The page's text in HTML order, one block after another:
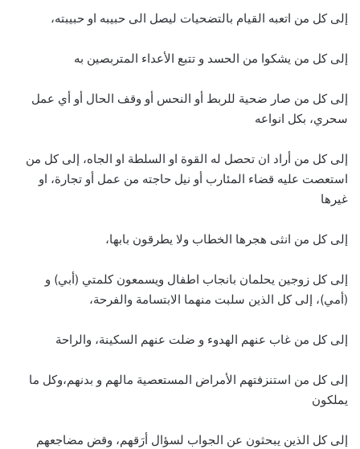
إلى كل من اتعبه القيام بالتضحيات ليصل الى حبيبه او حبيبته،
إلى كل من يشكوا من الحسد و تتبع الأعداء المتربصين به
إلى كل من صار ضحية للربط أو النحس أو وقف الحال أو أي عمل
سحري، بكل انواعه
إلى كل من أراد ان تحصل له القوة او السلطة او الجاه، إلى كل من
استعصت عليه قضاء المئارب أو نيل حاجته من عمل أو تجارة، او
غيرها
إلى كل من انثى هجرها الخطاب ولا يطرقون بابها،
إلى كل زوجين يحلمان بانجاب اطفال ويسمعون كلمتي (أبي) و
(أمي)، إلى كل الذين سلبت منهما الابتسامة والفرحة،
إلى كل من غاب عنهم الهدوء و ضلت عنهم السكينة، والراحة
إلى كل من استنزفتهم الأمراض المستعصية مالهم و بدنهم،وكل ما
يملكون
إلى كل الذين يبحثون عن الجواب لسؤال أرَقهم، وقض مضاجعهم